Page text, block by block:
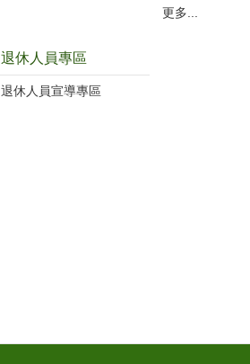
更多...
退休人員專區
退休人員宣導專區